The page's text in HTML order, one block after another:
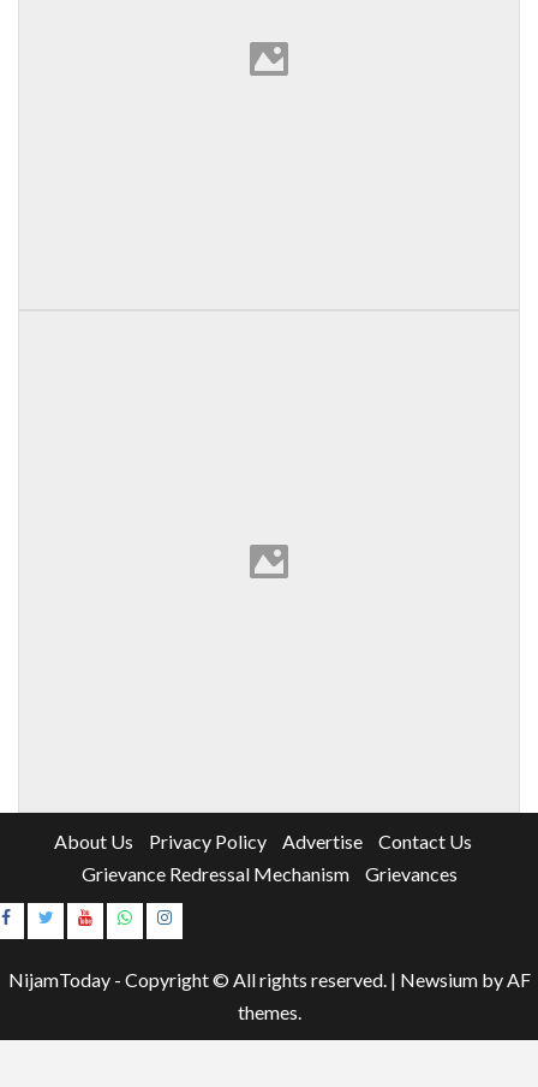
About Us Privacy Policy Advertise
Contact Us
Grievance Redressal Mechanism
Grievances
Instagram
NijamToday - Copyright © All rights reserved. | Newsiumby AF
themes.